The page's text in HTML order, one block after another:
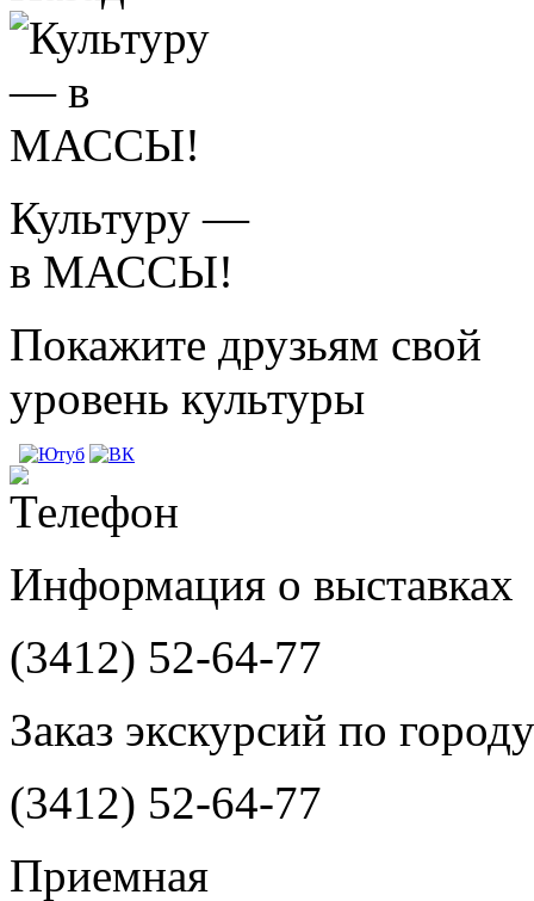
Культуру —
в МАССЫ!
Покажите друзьям свой
уровень культуры
Информация о выставках
(3412) 52-64-77
Заказ экскурсий по городу
(3412) 52-64-77
Приемная